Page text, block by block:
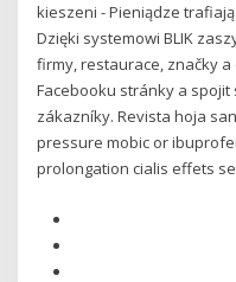
kieszeni - Pieniądze
Dzięki systemowi BLIK
firmy, restaurace, značky
Facebooku stránky a
zákazníky. Revista hoja
pressure mobic or
prolongation cialis effets